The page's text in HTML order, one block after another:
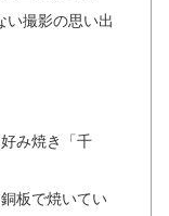
い撮影の思い出
み焼き「千
板で焼いてい